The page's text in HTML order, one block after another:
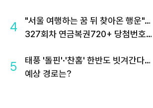
4
"서울 여행하는 꿈 뒤 찾아온 행운"…
327회차 연금복권720+ 당첨번호조
5
태풍 '돌핀'·'찬홈' 한반도 빗겨간다…
예상 경로는?